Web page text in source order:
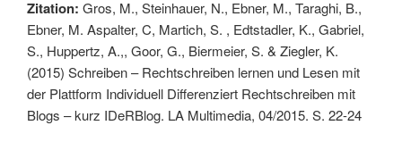
Zitation: Gros, M., Steinhauer, N., Ebner, M., Taraghi, B.,
Ebner, M. Aspalter, C, Martich, S. , Edtstadler, K., Gabriel,
S., Huppertz, A.,, Goor, G., Biermeier, S. & Ziegler, K.
(2015) Schreiben – Rechtschreiben lernen und Lesen mit
der Plattform Individuell Differenziert Rechtschreiben mit
Blogs – kurz IDeRBlog. LA Multimedia, 04/2015. S. 22-24